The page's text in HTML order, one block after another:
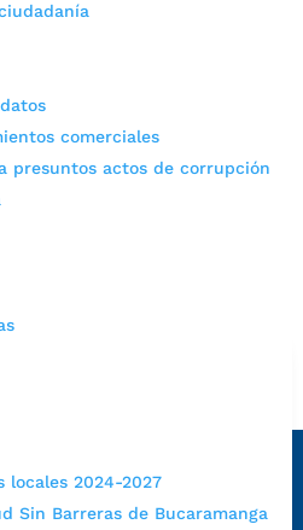
comerciales
presuntos actos de corrupción
locales 2024-2027
Sin Barreras de Bucaramanga
2022
para inscribirse y solicitar un
oficiales de